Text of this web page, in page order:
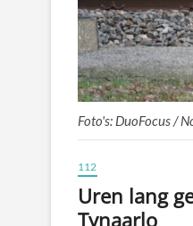
Foto's: DuoFocus /
112
Uren lang
Tynaarlo